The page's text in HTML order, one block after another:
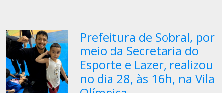
Prefeitura de Sobral, por
meio da Secretaria do
Esporte e Lazer, realizou
no dia 28, às 16h, na Vila